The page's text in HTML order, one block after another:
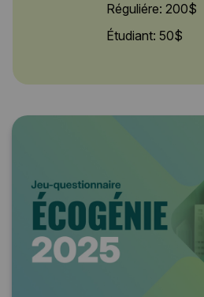
Réguliére: 200$
Étudiant: 50$